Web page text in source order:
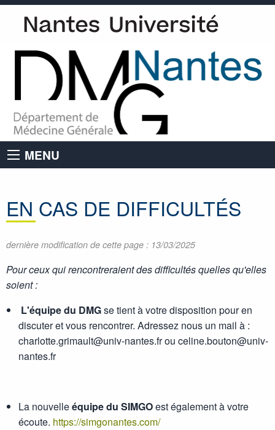
MENU
EN CAS DE DIFFICULTÉS
dernière modification de cette page : 13/03/2025
Pour ceux qui rencontreraient des difficultés quelles qu'elles
soient :
L'équipe du DMGse tient à votre disposition pour en
discuter et vous rencontrer. Adressez nous un mail à :
charlotte.grimault@univ-nantes.fr ou celine.bouton@univ-
nantes.fr
La nouvelleéquipe du SIMGOest également à votre
écoute. https://simgonantes.com/